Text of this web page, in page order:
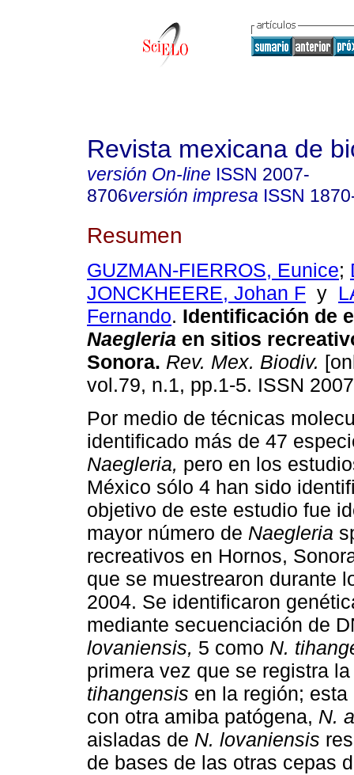
Revista mexicana de
versión On-line ISSN 2007-
8706versión impresa ISSN
Resumen
GUZMAN-FIERROS, Eunice;
JONCKHEERE, Johan F y
Fernando. Identificación de
Naegleria en sitios
Sonora. Rev. Mex. Biodiv.
vol.79, n.1, pp.1-5. ISSN
Por medio de técnicas
identificado más de 47
Naegleria, pero en los
México sólo 4 han sido
objetivo de este estudio fue
mayor número de Naegleria
recreativos en Hornos,
que se muestrearon durante
2004. Se identificaron
mediante secuenciación de
lovaniensis, 5 como N.
primera vez que se registra
tihangensis en la región;
con otra amiba patógena, N.
aisladas de N. lovaniensis
de bases de las otras cepas